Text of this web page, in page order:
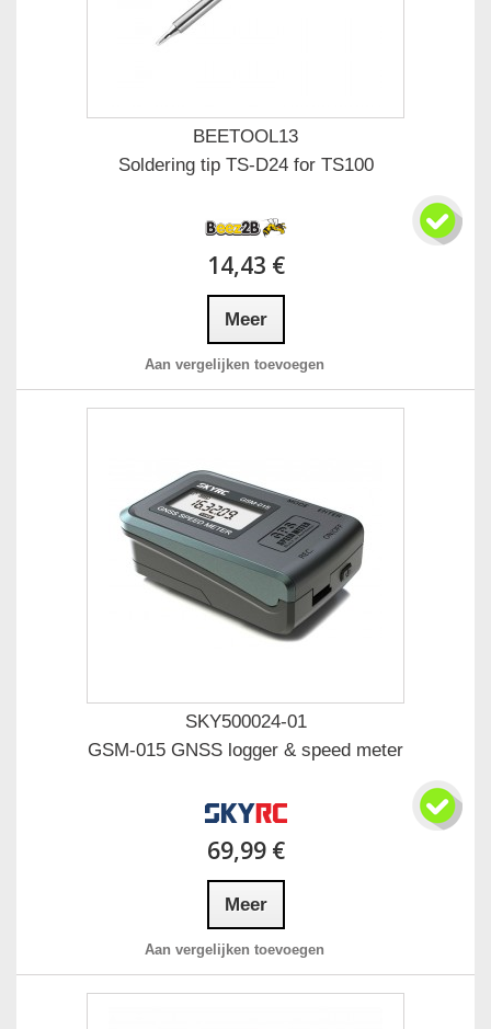
BEETOOL13
Soldering tip TS-D24 for TS100
14,43 €
Meer
Aan vergelijken toevoegen
SKY500024-01
GSM-015 GNSS logger & speed meter
69,99 €
Meer
Aan vergelijken toevoegen